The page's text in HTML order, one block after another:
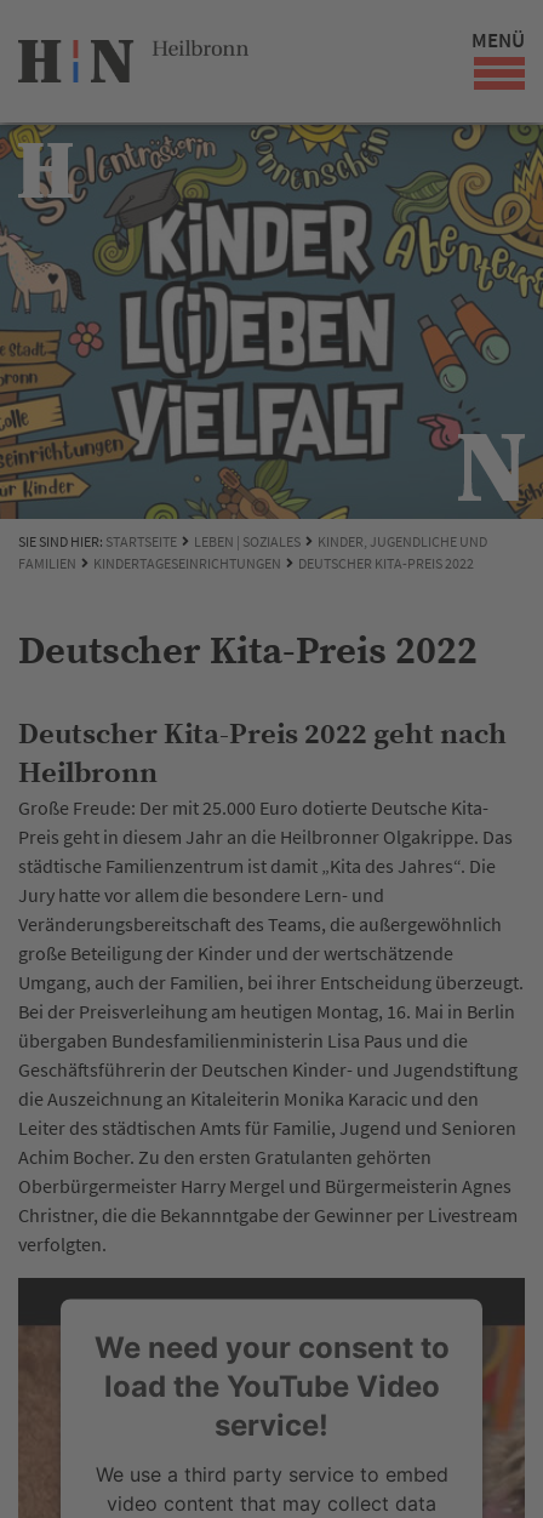
MENÜ
SIE SIND HIER: STARTSEITE LEBEN | SOZIALES
KINDER, JUGENDLICHE UND
FAMILIEN
KINDERTAGESEINRICHTUNGEN DEUTSCHER KITA-PREIS 2022
Deutscher Kita-Preis 2022
Deutscher Kita-Preis 2022 geht nach
Heilbronn
Große Freude: Der mit 25.000 Euro dotierte Deutsche Kita-
Preis geht in diesem Jahr an die Heilbronner Olgakrippe. Das
städtische Familienzentrum ist damit „Kita des Jahres“. Die
Jury hatte vor allem die besondere Lern- und
Veränderungsbereitschaft des Teams, die außergewöhnlich
große Beteiligung der Kinder und der wertschätzende
Umgang, auch der Familien, bei ihrer Entscheidung überzeugt.
Bei der Preisverleihung am heutigen Montag, 16. Mai in Berlin
übergaben Bundesfamilienministerin Lisa Paus und die
Geschäftsführerin der Deutschen Kinder- und Jugendstiftung
die Auszeichnung an Kitaleiterin Monika Karacic und den
Leiter des städtischen Amts für Familie, Jugend und Senioren
Achim Bocher. Zu den ersten Gratulanten gehörten
Oberbürgermeister Harry Mergel und Bürgermeisterin Agnes
Christner, die die Bekannntgabe der Gewinner per Livestream
verfolgten.
We need your consent to
load the YouTube Video
service!
We use a third party service to embed
video content that may collect data